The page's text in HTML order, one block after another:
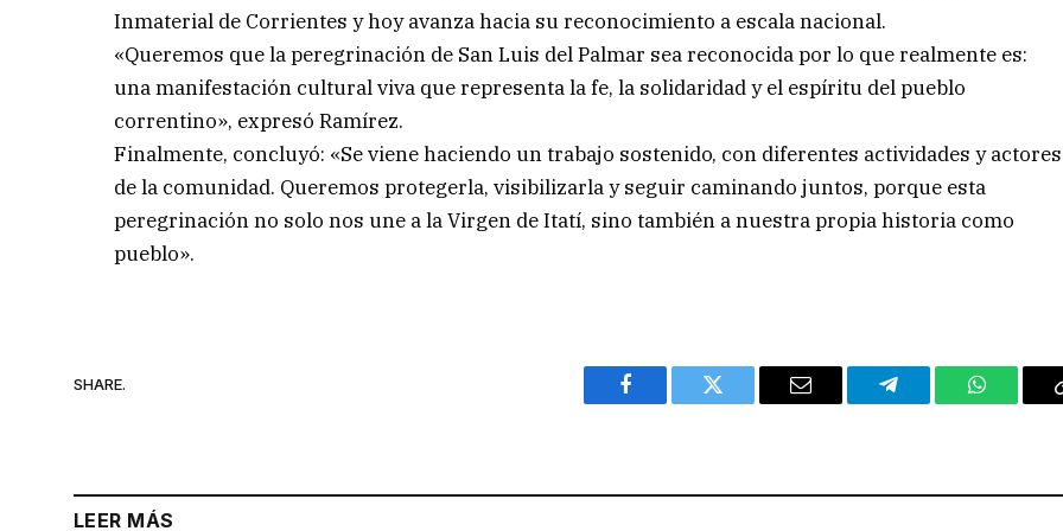
Inmaterial de Corrientes y hoy avanza hacia su reconocimiento a escala nacional.
«Queremos que la peregrinación de San Luis del Palmar sea reconocida por lo que realmente es:
una manifestación cultural viva que representa la fe, la solidaridad y el espíritu del pueblo
correntino», expresó Ramírez.
Finalmente, concluyó: «Se viene haciendo un trabajo sostenido, con diferentes actividades y actores
de la comunidad. Queremos protegerla, visibilizarla y seguir caminando juntos, porque esta
peregrinación no solo nos une a la Virgen de Itatí, sino también a nuestra propia historia como
pueblo».
SHARE.
Facebook Twitter Email Telegram
LEER MÁS